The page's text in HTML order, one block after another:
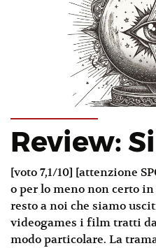
Review:
[voto 7,1/10] [attenzione
o per lo meno non certo
resto a noi che siamo
videogames i film tratti
modo particolare. La